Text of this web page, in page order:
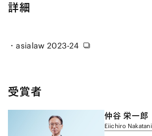
詳細
asialaw 2023-24
受賞者
仲谷 栄一郎
Eiichiro Nakatani